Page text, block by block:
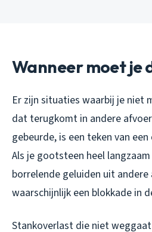
Wanneer moet je
Er zijn situaties waarbij je niet
dat terugkomt in andere
gebeurde, is een teken van
Als je gootsteen heel
borrelende geluiden uit andere
waarschijnlijk een blokkade in
Stankoverlast die niet